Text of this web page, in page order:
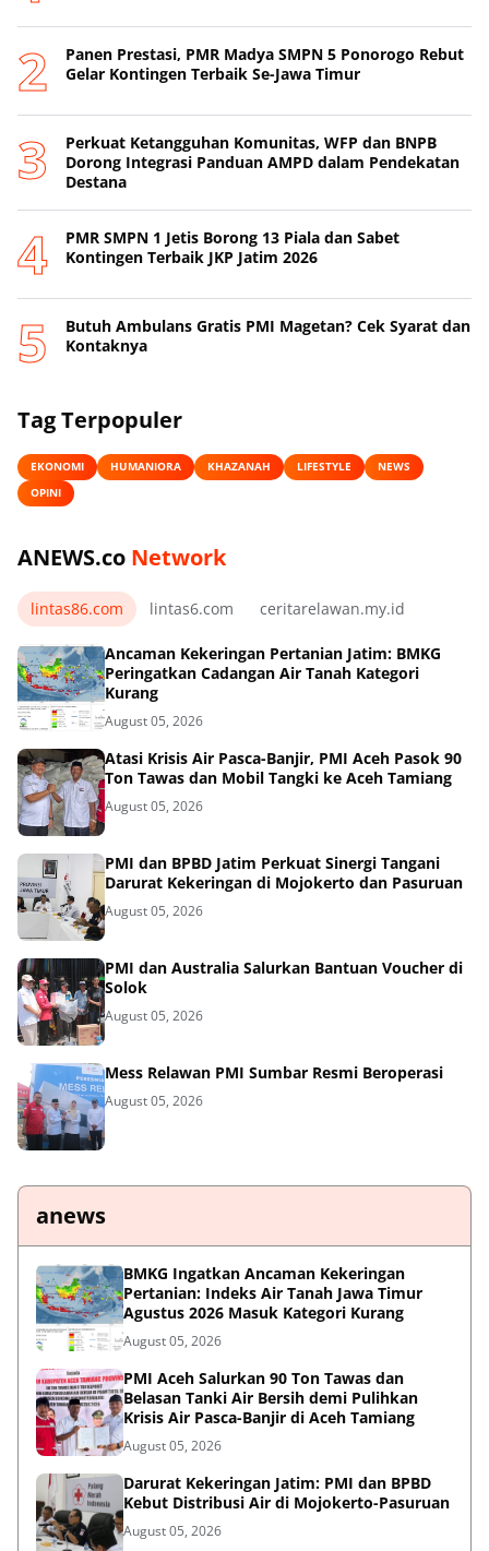
Panen Prestasi, PMR Madya SMPN 5 Ponorogo Rebut
Gelar Kontingen Terbaik Se-Jawa Timur
Perkuat Ketangguhan Komunitas, WFP dan BNPB
Dorong Integrasi Panduan AMPD dalam Pendekatan
Destana
PMR SMPN 1 Jetis Borong 13 Piala dan Sabet
Kontingen Terbaik JKP Jatim 2026
Butuh Ambulans Gratis PMI Magetan? Cek Syarat dan
Kontaknya
Tag Terpopuler
EKONOMI HUMANIORA KHAZANAH LIFESTYLE
NEWS
OPINI
ANEWS.co Network
lintas86.com lintas6.com ceritarelawan.my.id
Ancaman Kekeringan Pertanian Jatim: BMKG
Peringatkan Cadangan Air Tanah Kategori
Kurang
August 05, 2026
Atasi Krisis Air Pasca-Banjir, PMI Aceh Pasok 90
Ton Tawas dan Mobil Tangki ke Aceh Tamiang
August 05, 2026
PMI dan BPBD Jatim Perkuat Sinergi Tangani
Darurat Kekeringan di Mojokerto dan Pasuruan
August 05, 2026
PMI dan Australia Salurkan Bantuan Voucher di
Solok
August 05, 2026
Mess Relawan PMI Sumbar Resmi Beroperasi
August 05, 2026
anews
BMKG Ingatkan Ancaman Kekeringan
Pertanian: Indeks Air Tanah Jawa Timur
Agustus 2026 Masuk Kategori Kurang
August 05, 2026
PMI Aceh Salurkan 90 Ton Tawas dan
Belasan Tanki Air Bersih demi Pulihkan
Krisis Air Pasca-Banjir di Aceh Tamiang
August 05, 2026
Darurat Kekeringan Jatim: PMI dan BPBD
Kebut Distribusi Air di Mojokerto-Pasuruan
August 05, 2026